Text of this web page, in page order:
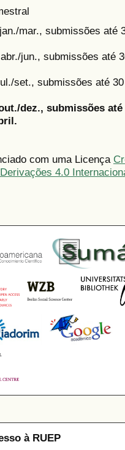
mar., submissões até
jun., submissões até
set., submissões até
dez., submissões
com uma Licença
4.0
à RUEP